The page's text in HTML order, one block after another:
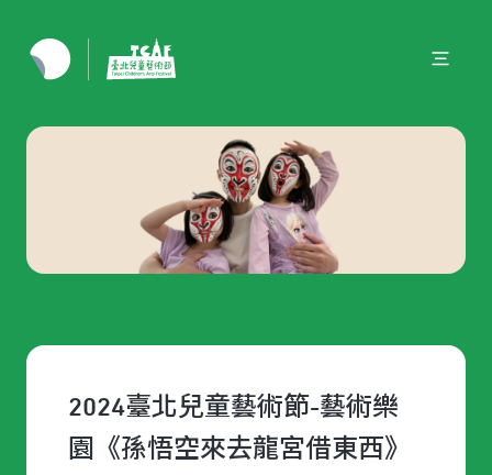
2024臺北兒童藝術節-藝術樂
園《孫悟空來去龍宮借東西》